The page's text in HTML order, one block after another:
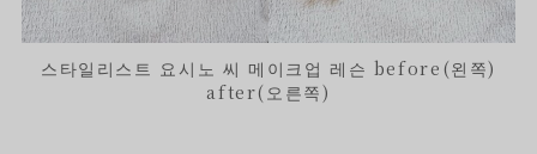
스타일리스트 요시노 씨 메이크업 레슨 before(왼쪽)
after(오른쪽)